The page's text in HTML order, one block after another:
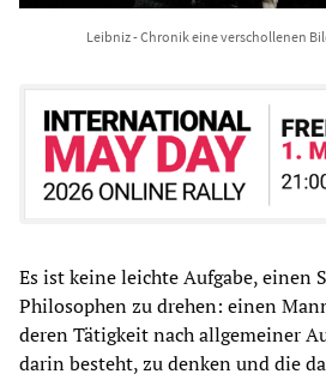
Leibniz - Chronik eine verschollenen
Es ist keine leichte Aufgabe, einen
Philosophen zu drehen: einen
deren Tätigkeit nach allgemeiner
darin besteht, zu denken und die